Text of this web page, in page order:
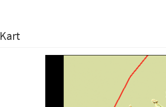
Kart